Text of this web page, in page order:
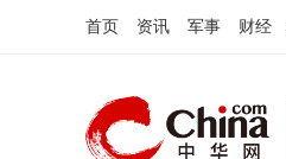
首页 资讯 军事 财经